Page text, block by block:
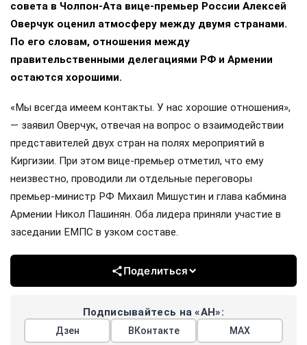
совета в Чолпон-Ата вице-премьер России Алексей
Оверчук оценил атмосферу между двумя странами.
По его словам, отношения между
правительственными делегациями РФ и Армении
остаются хорошими.
«Мы всегда имеем контакты. У нас хорошие отношения»,
— заявил Оверчук, отвечая на вопрос о взаимодействии
представителей двух стран на полях мероприятий в
Киргизии. При этом вице-премьер отметил, что ему
неизвестно, проводили ли отдельные переговоры
премьер-министр РФ Михаил Мишустин и глава кабмина
Армении Никол Пашинян. Оба лидера приняли участие в
заседании ЕМПС в узком составе.
Поделиться
Подписывайтесь на «АН»:
Дзен ВКонтакте МАХ